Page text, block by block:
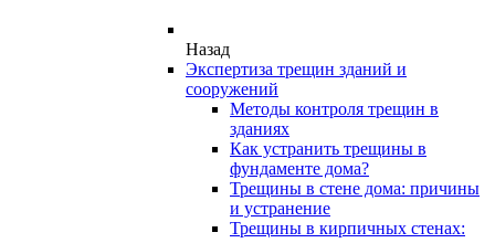
Назад
Экспертиза трещин зданий и
сооружений
Методы контроля трещин в
зданиях
Как устранить трещины в
фундаменте дома?
Трещины в стене дома: причины
и устранение
Трещины в кирпичных стенах: